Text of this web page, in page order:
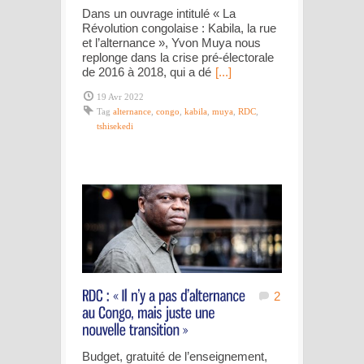
Dans un ouvrage intitulé « La
Révolution congolaise : Kabila, la rue
et l’alternance », Yvon Muya nous
replonge dans la crise pré-électorale
de 2016 à 2018, qui a dé [...]
19 Avr 2022
Tag alternance congo kabila muya RDC
tshisekedi
2
Budget, gratuité de l’enseignement,